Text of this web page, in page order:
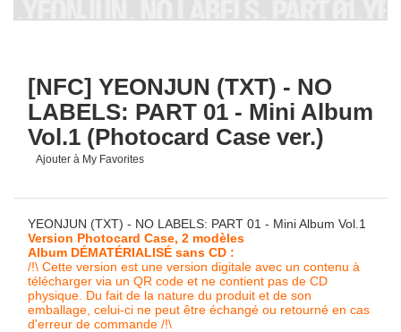
[NFC] YEONJUN (TXT) - NO
LABELS: PART 01 - Mini Album
Vol.1 (Photocard Case ver.)
Ajouter à My Favorites
YEONJUN (TXT) - NO LABELS: PART 01 - Mini Album Vol.1
Version Photocard Case, 2 modèles
Album DÉMATÉRIALISÉ sans CD :
/!\ Cette version est une version digitale avec un contenu à
télécharger via un QR code et ne contient pas de CD
physique. Du fait de la nature du produit et de son
emballage, celui-ci ne peut être échangé ou retourné en cas
d'erreur de commande /!\